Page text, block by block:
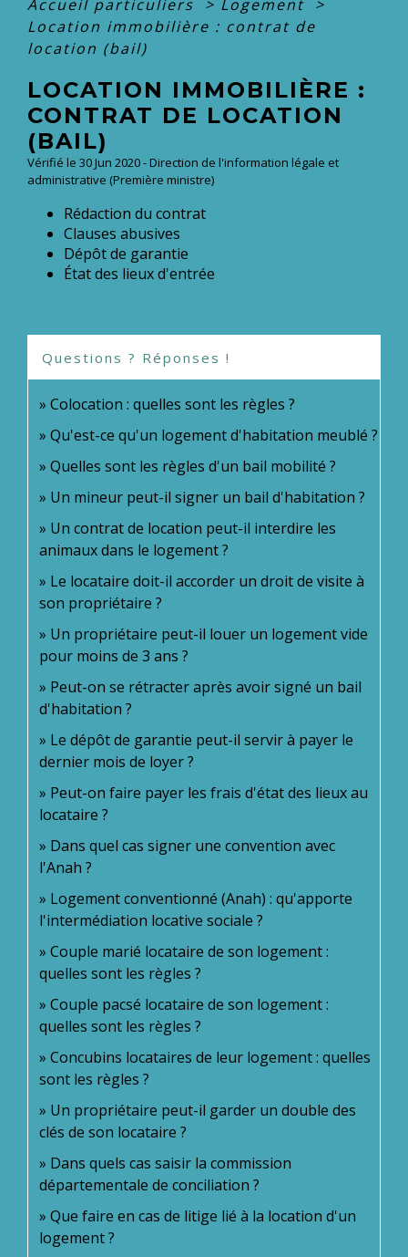
Accueil particuliers > Logement >
Location immobilière : contrat de
location (bail)
LOCATION IMMOBILIÈRE :
CONTRAT DE LOCATION
(BAIL)
Vérifié le 30 Jun 2020 - Direction de l'information légale et
administrative (Première ministre)
Rédaction du contrat
Clauses abusives
Dépôt de garantie
État des lieux d'entrée
Questions ? Réponses !
Colocation : quelles sont les règles ?
Qu'est-ce qu'un logement d'habitation meublé ?
Quelles sont les règles d'un bail mobilité ?
Un mineur peut-il signer un bail d'habitation ?
Un contrat de location peut-il interdire les
animaux dans le logement ?
Le locataire doit-il accorder un droit de visite à
son propriétaire ?
Un propriétaire peut-il louer un logement vide
pour moins de 3 ans ?
Peut-on se rétracter après avoir signé un bail
d'habitation ?
Le dépôt de garantie peut-il servir à payer le
dernier mois de loyer ?
Peut-on faire payer les frais d'état des lieux au
locataire ?
Dans quel cas signer une convention avec
l'Anah ?
Logement conventionné (Anah) : qu'apporte
l'intermédiation locative sociale ?
Couple marié locataire de son logement :
quelles sont les règles ?
Couple pacsé locataire de son logement :
quelles sont les règles ?
Concubins locataires de leur logement : quelles
sont les règles ?
Un propriétaire peut-il garder un double des
clés de son locataire ?
Dans quels cas saisir la commission
départementale de conciliation ?
Que faire en cas de litige lié à la location d'un
logement ?